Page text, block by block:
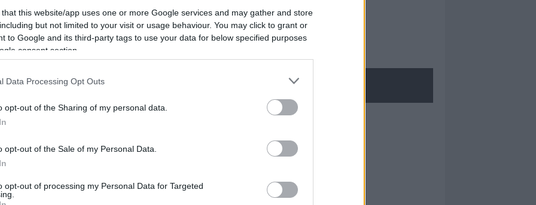
that this website/app uses one or more Google services and may gather and store
but not limited to your visit or usage behaviour. You may click to grant or
to Google and its third-party tags to use your data for below specified purposes
consent section.
Data Processing Opt Outs
opt-out of the Sharing of my personal data.
opt-out of the Sale of my Personal Data.
opt-out of processing my Personal Data for Targeted
e la polizia municipale sono ancora
tra il 2013 eil 2014: circa 90mila
di 20mila euro per sanzioni emesse a turisti
nella sezioneLogindal menù del sito o
NECROLOGIE